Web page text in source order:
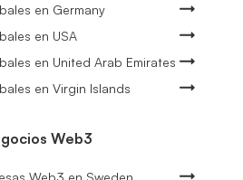
en Germany
en USA
en United Arab Emirates
en Virgin Islands
Web3
Web3 en Sweden